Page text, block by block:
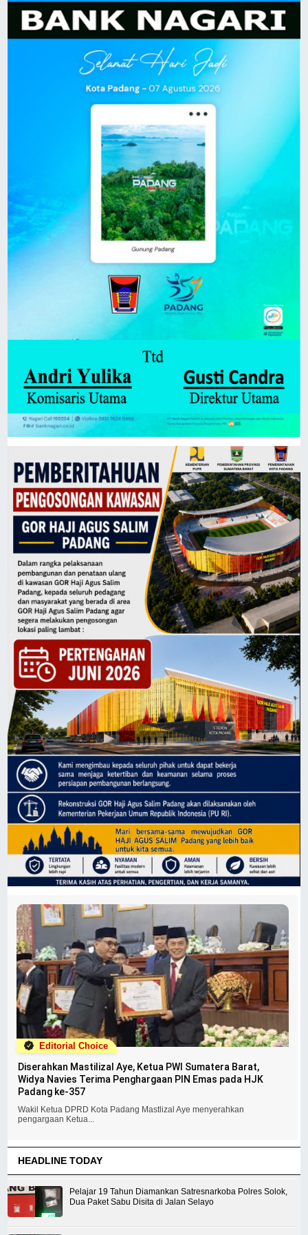
Editorial Choice
Diserahkan Mastilizal Aye, Ketua PWI Sumatera Barat,
Widya Navies Terima Penghargaan PIN Emas pada HJK
Padang ke-357
Wakil Ketua DPRD Kota Padang Mastlizal Aye menyerahkan
pengargaan Ketua...
HEADLINE TODAY
Pelajar 19 Tahun Diamankan Satresnarkoba Polres Solok,
Dua Paket Sabu Disita di Jalan Selayo